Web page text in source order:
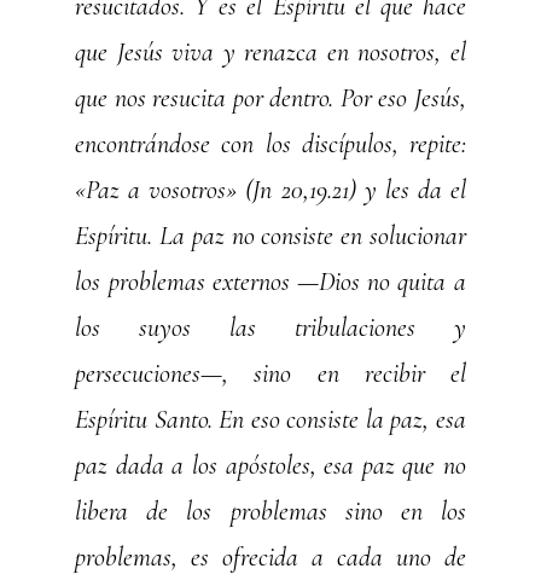
que Jesús viva y renazca en nosotros, el
que nos resucita por dentro. Por eso Jesús,
encontrándose con los discípulos, repite:
«Paz a vosotros» (Jn 20,19.21) y les da el
Espíritu. La paz no consiste en solucionar
los problemas externos —Dios no quita a
los suyos las tribulaciones y
persecuciones—, sino en recibir el
Espíritu Santo. En eso consiste la paz, esa
paz dada a los apóstoles, esa paz que no
libera de los problemas sino en los
problemas, es ofrecida a cada uno de